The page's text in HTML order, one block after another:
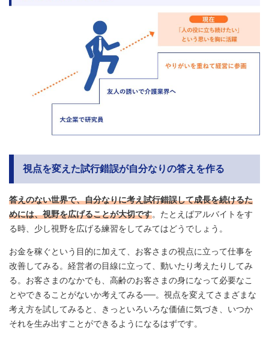
視点を変えた試行錯誤が自分なりの答えを作る
答えのない世界で、自分なりに考え試行錯誤して成長を続けるた
めには、視野を広げることが大切です。たとえばアルバイトをす
る時、少し視野を広げる練習をしてみてはどうでしょう。
お金を稼ぐという目的に加えて、お客さまの視点に立って仕事を
改善してみる。経営者の目線に立って、動いたり考えたりしてみ
る。お客さまのなかでも、高齢のお客さまの身になって必要なこ
とやできることがないか考えてみる──。視点を変えてさまざまな
考え方を試してみると、きっといろいろな価値に気づき、いつか
それを生み出すことができるようになるはずです。